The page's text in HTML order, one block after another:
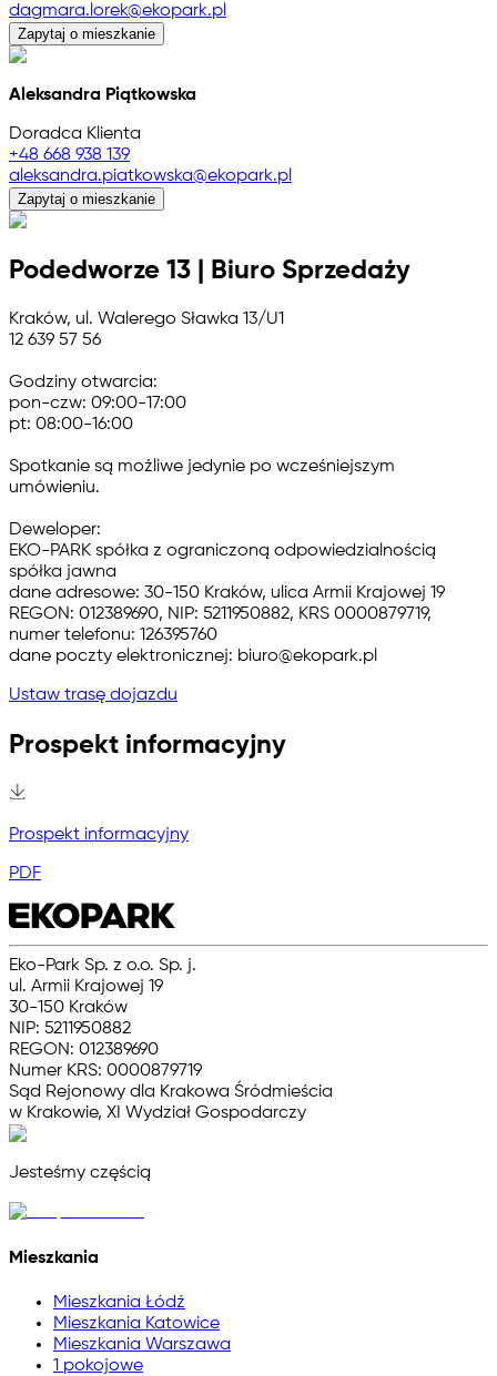
dagmara.lorek@ekopark.pl
Zapytaj o mieszkanie
Aleksandra Piątkowska
Doradca Klienta
+48 668 938 139
aleksandra.piatkowska@ekopark.pl
Zapytaj o mieszkanie
Podedworze 13 | Biuro Sprzedaży
Kraków, ul. Walerego Sławka 13/U1
12 639 57 56
Godziny otwarcia:
pon-czw: 09:00-17:00
pt: 08:00-16:00
Spotkanie są możliwe jedynie po wcześniejszym
umówieniu.
Deweloper:
EKO-PARK spółka z ograniczoną odpowiedzialnością
spółka jawna
dane adresowe: 30-150 Kraków, ulica Armii Krajowej 19
REGON: 012389690, NIP: 5211950882, KRS 0000879719,
numer telefonu: 126395760
dane poczty elektronicznej: biuro@ekopark.pl
Ustaw trasę dojazdu
Prospekt informacyjny
Prospekt informacyjny
PDF
Eko-Park Sp. z o.o. Sp. j.
ul. Armii Krajowej 19
30-150 Kraków
NIP: 5211950882
REGON: 012389690
Numer KRS: 0000879719
Sąd Rejonowy dla Krakowa Śródmieścia
w Krakowie, XI Wydział Gospodarczy
Jesteśmy częścią
Mieszkania
Mieszkania Łódź
Mieszkania Katowice
Mieszkania Warszawa
1 pokojowe